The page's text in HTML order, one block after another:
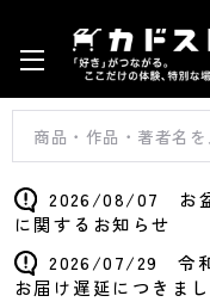
2026/08/07 お盆
に関するお知らせ
2026/07/29 令和
お届け遅延につきま